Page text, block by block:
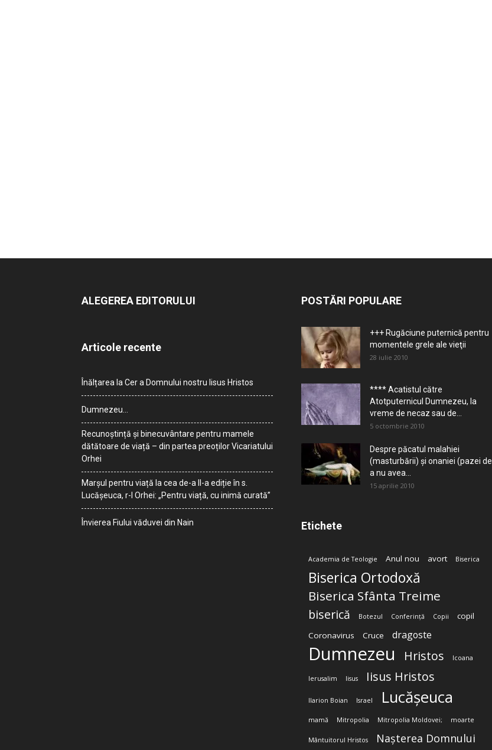
ALEGEREA EDITORULUI
Articole recente
Înălțarea la Cer a Domnului nostru Iisus Hristos
Dumnezeu…
Recunoștință și binecuvântare pentru mamele
dătătoare de viață – din partea preoților Vicariatului
Orhei
Marșul pentru viață la cea de-a II-a ediție în s.
Lucășeuca, r-l Orhei: „Pentru viață, cu inimă curată”
Învierea Fiului văduvei din Nain
POSTĂRI POPULARE
+++ Rugăciune puternică pentru
momentele grele ale vieţii
28 iulie 2010
**** Acatistul către
Atotputernicul Dumnezeu, la
vreme de necaz sau de...
5 octombrie 2010
Despre păcatul malahiei
(masturbării) şi onaniei (pazei de
a nu avea...
15 aprilie 2010
Etichete
Academia de Teologie Anul nou avort Biserica
Biserica Ortodoxă
Biserica Sfânta Treime
biserică Botezul Conferință Copii
copil
Coronavirus
Cruce dragoste
Dumnezeu Hristos Icoana
Ierusalim Iisus Iisus Hristos
Ilarion Boian Israel Lucășeuca
mamă Mitropolia Mitropolia Moldovei; moarte
Mântuitorul Hristos Nașterea Domnului